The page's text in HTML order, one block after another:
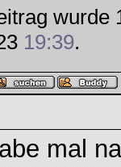
wurde
19:39.
mal